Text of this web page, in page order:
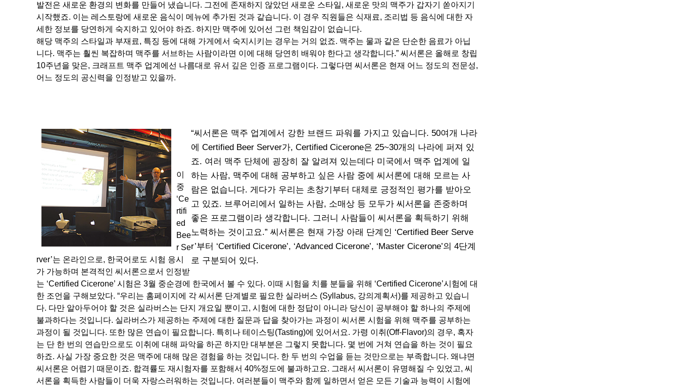
발전은 새로운 환경의 변화를 만들어 냈습니다. 그전에 존재하지 않았던 새로운 스타일, 새로운 맛의 맥주가 갑자기 쏟아지기
시작했죠. 이는 레스토랑에 새로운 음식이 메뉴에 추가된 것과 같습니다. 이 경우 직원들은 식재료, 조리법 등 음식에 대한 자
세한 정보를 당연하게 숙지하고 있어야 하죠. 하지만 맥주에 있어선 그런 책임감이 없습니다.
해당 맥주의 스타일과 부재료, 특징 등에 대해 가게에서 숙지시키는 경우는 거의 없죠. 맥주는 물과 같은 단순한 음료가 아닙
니다. 맥주는 훨씬 복잡하며 맥주를 서브하는 사람이라면 이에 대해 당연히 배워야 한다고 생각합니다.” 씨서론은 올해로 창립
10주년을 맞은, 크래프트 맥주 업계에선 나름대로 유서 깊은 인증 프로그램이다. 그렇다면 씨서론은 현재 어느 정도의 전문성,
어느 정도의 공신력을 인정받고 있을까.
“씨서론은 맥주 업계에서 강한 브랜드 파워를 가지고 있습니다. 50여개 나라
에 Certified Beer Server가, Certified Cicerone은 25~30개의 나라에 퍼져 있
죠. 여러 맥주 단체에 굉장히 잘 알려져 있는데다 미국에서 맥주 업계에 일
하는 사람, 맥주에 대해 공부하고 싶은 사람 중에 씨서론에 대해 모르는 사
람은 없습니다. 게다가 우리는 초창기부터 대체로 긍정적인 평가를 받아오
고 있죠. 브루어리에서 일하는 사람, 소매상 등 모두가 씨서론을 존중하며
좋은 프로그램이라 생각합니다. 그러니 사람들이 씨서론을 획득하기 위해
노력하는 것이고요.” 씨서론은 현재 가장 아래 단계인 ‘Certified Beer Serve
r’부터 ‘Certified Cicerone’, ‘Advanced Cicerone’, ‘Master Cicerone’의 4단계
로 구분되어 있다.
이
중
‘Ce
rtifi
ed
Bee
r Se
rver’는 온라인으로, 한국어로도 시험 응시
가 가능하며 본격적인 씨서론으로서 인정받
는 ‘Certified Cicerone’ 시험은 3월 중순경에 한국에서 볼 수 있다. 이때 시험을 치를 분들을 위해 ‘Certified Cicerone’시험에 대
한 조언을 구해보았다. “우리는 홈페이지에 각 씨서론 단계별로 필요한 실라버스 (Syllabus, 강의계획서)를 제공하고 있습니
다. 다만 알아두어야 할 것은 실라버스는 단지 개요일 뿐이고, 시험에 대한 정답이 아니라 당신이 공부해야 할 하나의 주제에
불과하다는 것입니다. 실라버스가 제공하는 주제에 대한 질문과 답을 찾아가는 과정이 씨서론 시험을 위해 맥주를 공부하는
과정이 될 것입니다. 또한 많은 연습이 필요합니다. 특히나 테이스팅(Tasting)에 있어서요. 가령 이취(Off-Flavor)의 경우, 혹자
는 단 한 번의 연습만으로도 이취에 대해 파악을 하곤 하지만 대부분은 그렇지 못합니다. 몇 번에 거쳐 연습을 하는 것이 필요
하죠. 사실 가장 중요한 것은 맥주에 대해 많은 경험을 하는 것입니다. 한 두 번의 수업을 듣는 것만으로는 부족합니다. 왜냐면
씨서론은 어렵기 때문이죠. 합격률도 재시험자를 포함해서 40%정도에 불과하고요. 그래서 씨서론이 유명해질 수 있었고, 씨
서론을 획득한 사람들이 더욱 자랑스러워하는 것입니다. 여러분들이 맥주와 함께 일하면서 얻은 모든 기술과 능력이 시험에